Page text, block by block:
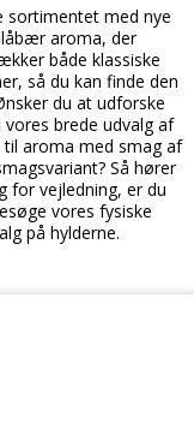
sortimentet med nye
aroma, der
både klassiske
så du kan finde den
du at udforske
vores brede udvalg af
aroma med smag af
Så hører
for vejledning, er du
vores fysiske
på hylderne.